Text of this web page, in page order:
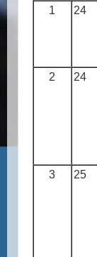
1
24
2
24
3
25